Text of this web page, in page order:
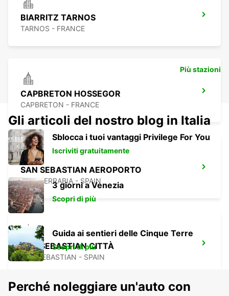
BIARRITZ TARNOS
TARNOS - FRANCE
CAPBRETON HOSSEGOR
CAPBRETON - FRANCE
SAN SEBASTIAN AEROPORTO
FUENTERRABIA - SPAIN
SAN SEBASTIAN CITTÀ
SAN SEBASTIAN - SPAIN
Più stazioni
Gli articoli del nostro blog in Italia
Sblocca i tuoi vantaggi Privilege For You
Iscriviti gratuitamente
3 giorni a Venezia
Scopri di più
Guida ai sentieri delle Cinque Terre
Scopri di più
Perché noleggiare un'auto con